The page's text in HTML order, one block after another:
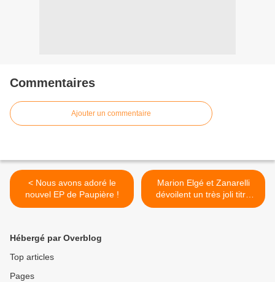
Commentaires
Ajouter un commentaire
< Nous avons adoré le
nouvel EP de Paupière !
Marion Elgé et Zanarelli
dévoilent un très joli titre
commun ! >
Hébergé par Overblog
Top articles
Pages